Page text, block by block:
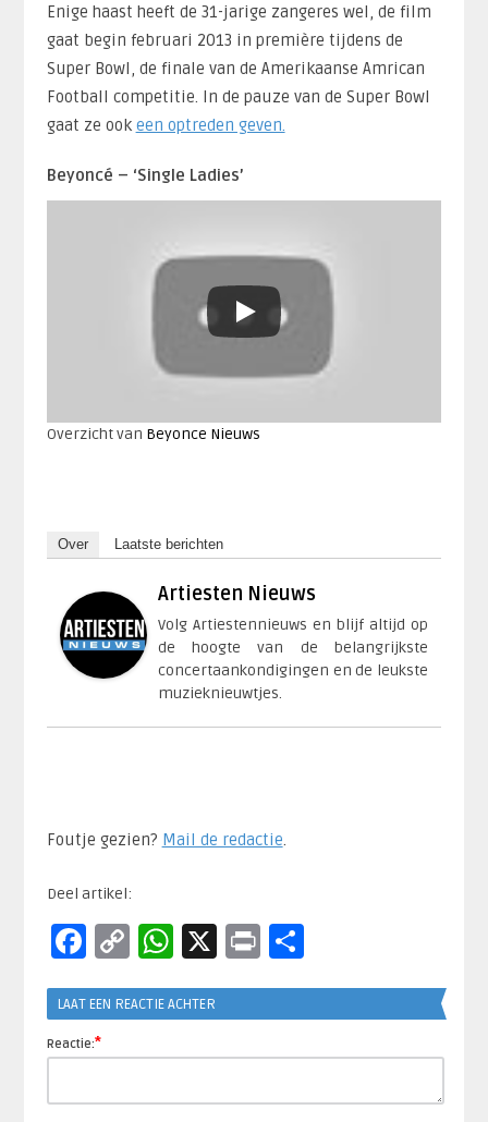
Enige haast heeft de 31-jarige zangeres wel, de film
gaat begin februari 2013 in première tijdens de
Super Bowl, de finale van de Amerikaanse Amrican
Football competitie. In de pauze van de Super Bowl
gaat ze ook een optreden geven.
Beyoncé – ‘Single Ladies’
Overzicht van Beyonce Nieuws
Over Laatste berichten
Artiesten Nieuws
Volg Artiestennieuws en blijf altijd op
de hoogte van de belangrijkste
concertaankondigingen en de leukste
muzieknieuwtjes.
Foutje gezien? Mail de redactie.​
Deel artikel:
Facebook
CopyWhatsApp
X PrintDelen
LAAT EEN REACTIE ACHTER
Reactie:*